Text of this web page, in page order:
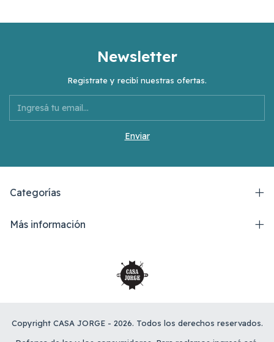
Newsletter
Registrate y recibí nuestras ofertas.
Categorías
Más información
Copyright CASA JORGE - 2026. Todos los derechos reservados.